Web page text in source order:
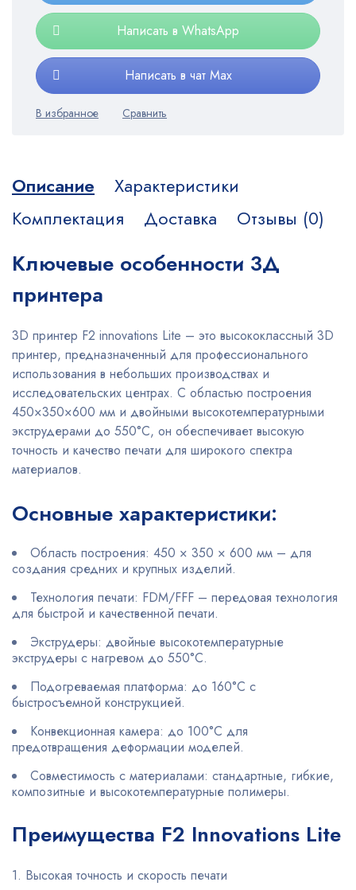
Написать в WhatsApp
Написать в чат Max
Описание
Характеристики
Комплектация
Доставка Отзывы (0)
Ключевые особенности 3Д
принтера
3D принтер F2 innovations Lite – это высококлассный 3D
принтер, предназначенный для профессионального
использования в небольших производствах и
исследовательских центрах. С областью построения
450×350×600 мм и двойными высокотемпературными
экструдерами до 550°C, он обеспечивает высокую
точность и качество печати для широкого спектра
материалов.
Основные характеристики:
Область построения: 450 × 350 × 600 мм – для
создания средних и крупных изделий.
Технология печати: FDM/FFF – передовая технология
для быстрой и качественной печати.
Экструдеры: двойные высокотемпературные
экструдеры с нагревом до 550°C.
Подогреваемая платформа: до 160°C с
быстросъемной конструкцией.
Конвекционная камера: до 100°C для
предотвращения деформации моделей.
Совместимость с материалами: стандартные, гибкие,
композитные и высокотемпературные полимеры.
Преимущества F2 Innovations Lite
1. Высокая точность и скорость печати